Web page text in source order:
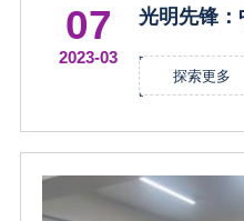
07
2023-03
光明先锋：
展
探索更多